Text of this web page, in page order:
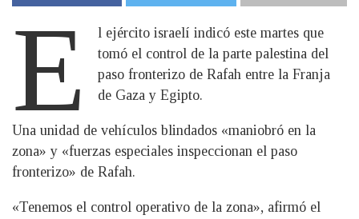
E
l ejército israelí indicó este martes que
tomó el control de la parte palestina del
paso fronterizo de Rafah entre la Franja
de Gaza y Egipto.
Una unidad de vehículos blindados «maniobró en la
zona» y «fuerzas especiales inspeccionan el paso
fronterizo» de Rafah.
«Tenemos el control operativo de la zona», afirmó el